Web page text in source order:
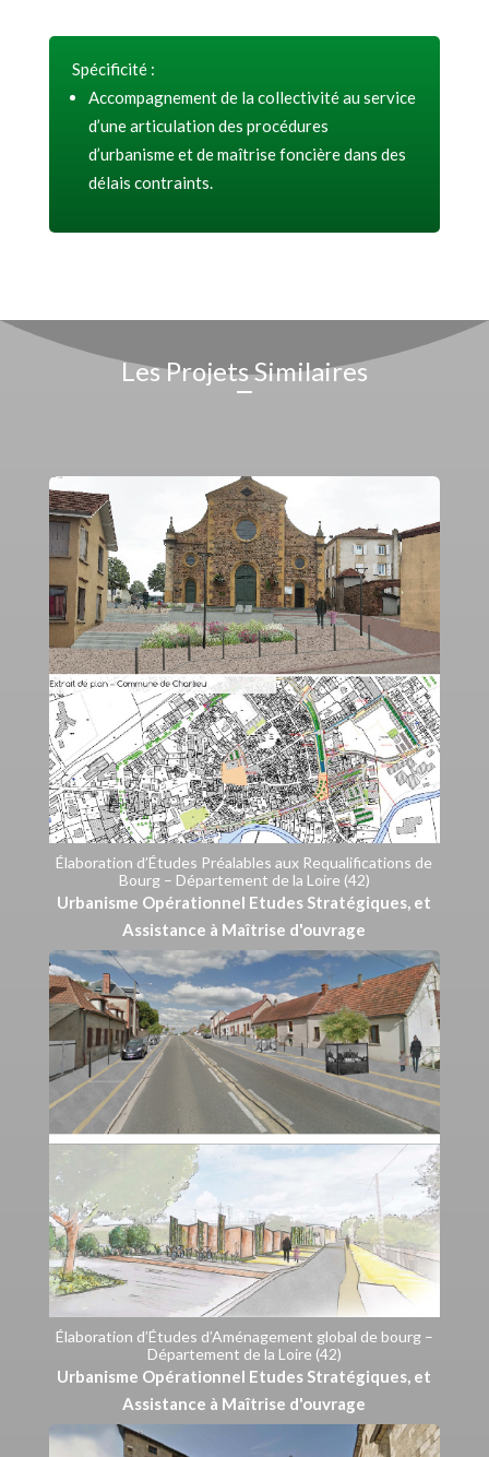
Spécificité :
Accompagnement de la collectivité au service
d’unearticulation des procédures
d’urbanisme et de maîtrise foncière dans des
délais contraints.
Les Projets Similaires
Élaboration d’Études Préalables aux Requalifications de
Bourg – Département de la Loire (42)
Urbanisme Opérationnel Etudes Stratégiques, et
Assistance à Maîtrise d'ouvrage
Élaboration d’Études d’Aménagement global de bourg –
Département de la Loire (42)
Urbanisme Opérationnel Etudes Stratégiques, et
Assistance à Maîtrise d'ouvrage